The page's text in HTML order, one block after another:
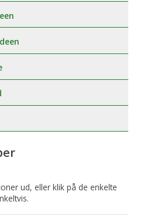
ud, eller klik på de enkelte